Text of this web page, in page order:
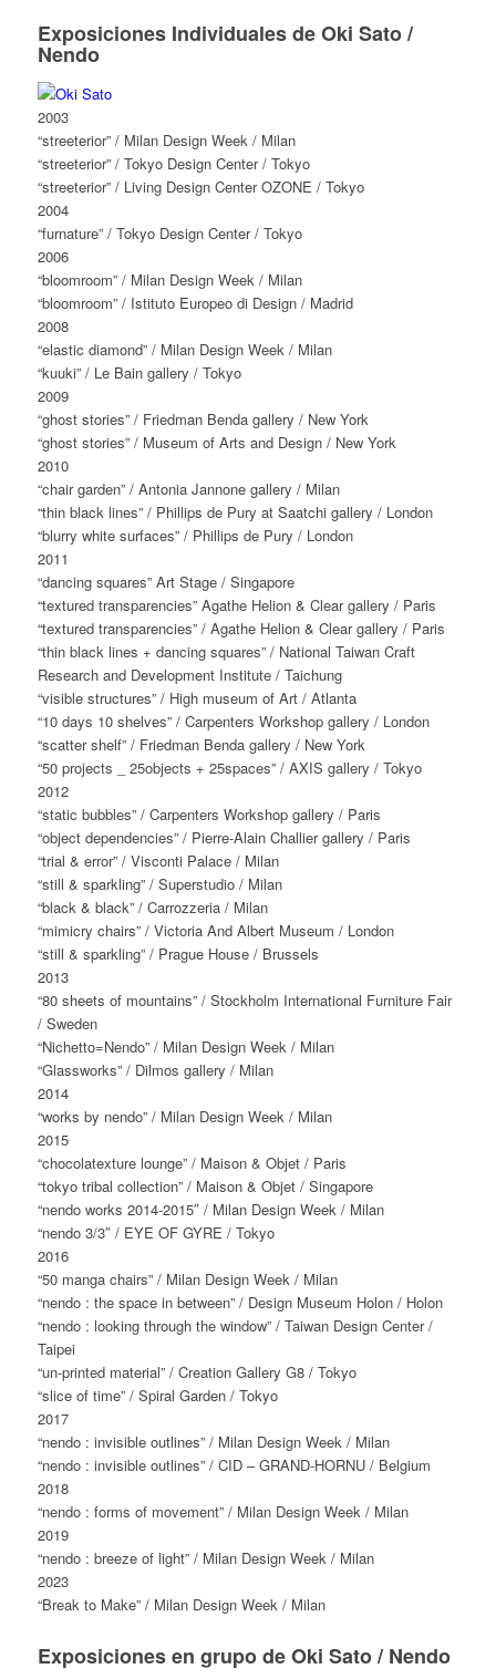
Exposiciones Individuales de Oki Sato /
Nendo
2003
“streeterior” / Milan Design Week / Milan
“streeterior” / Tokyo Design Center / Tokyo
“streeterior” / Living Design Center OZONE / Tokyo
2004
“furnature” / Tokyo Design Center / Tokyo
2006
“bloomroom” / Milan Design Week / Milan
“bloomroom” / Istituto Europeo di Design / Madrid
2008
“elastic diamond” / Milan Design Week / Milan
“kuuki” / Le Bain gallery / Tokyo
2009
“ghost stories” / Friedman Benda gallery / New York
“ghost stories” / Museum of Arts and Design / New York
2010
“chair garden” / Antonia Jannone gallery / Milan
“thin black lines” / Phillips de Pury at Saatchi gallery / London
“blurry white surfaces” / Phillips de Pury / London
2011
“dancing squares” Art Stage / Singapore
“textured transparencies” Agathe Helion & Clear gallery / Paris
“textured transparencies” / Agathe Helion & Clear gallery / Paris
“thin black lines + dancing squares” / National Taiwan Craft
Research and Development Institute / Taichung
“visible structures” / High museum of Art / Atlanta
“10 days 10 shelves” / Carpenters Workshop gallery / London
“scatter shelf” / Friedman Benda gallery / New York
“50 projects _ 25objects + 25spaces” / AXIS gallery / Tokyo
2012
“static bubbles” / Carpenters Workshop gallery / Paris
“object dependencies” / Pierre-Alain Challier gallery / Paris
“trial & error” / Visconti Palace / Milan
“still & sparkling” / Superstudio / Milan
“black & black” / Carrozzeria / Milan
“mimicry chairs” / Victoria And Albert Museum / London
“still & sparkling” / Prague House / Brussels
2013
“80 sheets of mountains” / Stockholm International Furniture Fair
/ Sweden
“Nichetto=Nendo” / Milan Design Week / Milan
“Glassworks” / Dilmos gallery / Milan
2014
“works by nendo” / Milan Design Week / Milan
2015
“chocolatexture lounge” / Maison & Objet / Paris
“tokyo tribal collection” / Maison & Objet / Singapore
“nendo works 2014-2015″ / Milan Design Week / Milan
“nendo 3/3″ / EYE OF GYRE / Tokyo
2016
“50 manga chairs” / Milan Design Week / Milan
“nendo : the space in between” / Design Museum Holon / Holon
“nendo : looking through the window” / Taiwan Design Center /
Taipei
“un-printed material” / Creation Gallery G8 / Tokyo
“slice of time” / Spiral Garden / Tokyo
2017
“nendo : invisible outlines” / Milan Design Week / Milan
“nendo : invisible outlines” / CID – GRAND-HORNU / Belgium
2018
“nendo : forms of movement” / Milan Design Week / Milan
2019
“nendo : breeze of light” / Milan Design Week / Milan
2023
“Break to Make” / Milan Design Week / Milan
Exposiciones en grupo de Oki Sato / Nendo